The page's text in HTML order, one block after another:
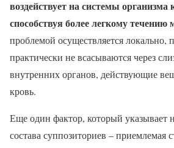
воздействует на системы организма
способствуя более легкому
проблемой осуществляется локально,
практически не всасываются через
внутренних органов, действующие
кровь.
Еще один фактор, который указывает
состава суппозиториев – приемлемая